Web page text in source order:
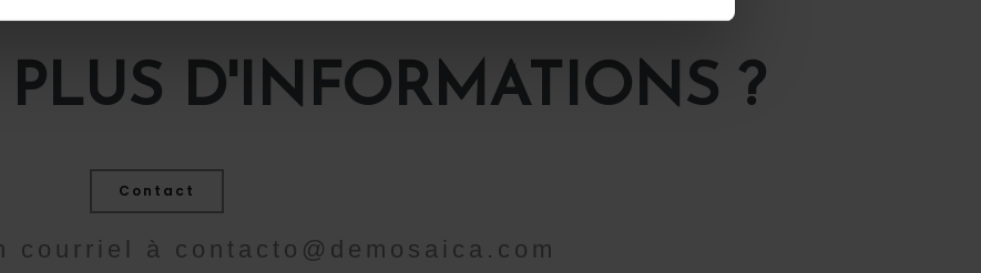
D'INFORMATIONS ?
Contact
courriel à contacto@demosaica.com